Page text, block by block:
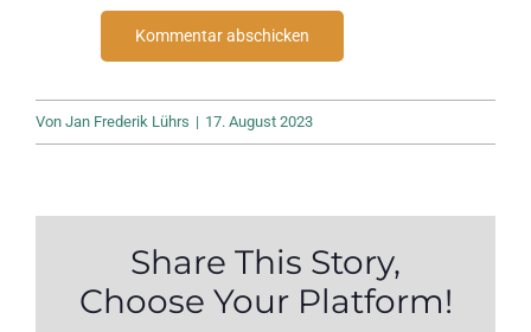
Von Jan Frederik Lührs | 17. August 2023
Share This Story,
Choose Your Platform!